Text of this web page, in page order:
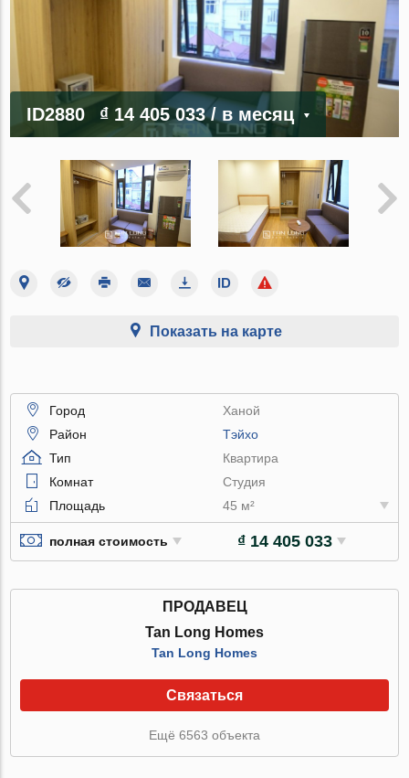
ID2880 ₫ 14 405 033/ в месяц
Показать на карте
Город
Ханой
Район
Тэйхо
Тип
Квартира
Комнат
Студия
Площадь
45 м²
полная стоимость ₫ 14 405 033
ПРОДАВЕЦ
Tan Long Homes
Tan Long Homes
Связаться
Ещё 6563 объекта